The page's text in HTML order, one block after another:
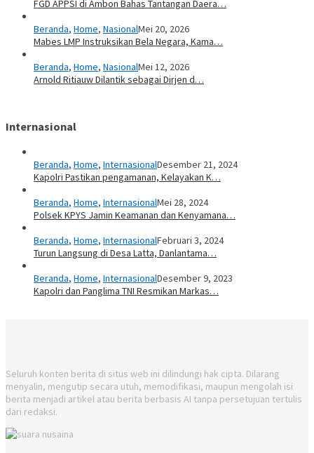
FGD APPSI di Ambon Bahas Tantangan Daera…
Beranda, Home, NasionalMei 20, 2026
Mabes LMP Instruksikan Bela Negara, Kama…
Beranda, Home, NasionalMei 12, 2026
Arnold Ritiauw Dilantik sebagai Dirjen d…
Internasional
Beranda, Home, InternasionalDesember 21, 2024
Kapolri Pastikan pengamanan, Kelayakan K…
Beranda, Home, InternasionalMei 28, 2024
Polsek KPYS Jamin Keamanan dan Kenyamana…
Beranda, Home, InternasionalFebruari 3, 2024
Turun Langsung di Desa Latta, Danlantama…
Beranda, Home, InternasionalDesember 9, 2023
Kapolri dan Panglima TNI Resmikan Markas…
Seluruh konten berita di situs web ini dilindungi hak cipta. Dilarang
menyalin, mengutip secara utuh, memodifikasi, maupun mengolah isi
berita menjadi artikel atau berita berbasis AI tanpa persetujuan tertulis
dari redaksi.